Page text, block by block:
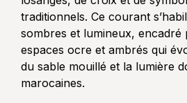
traditionnels. Ce courant
sombres et lumineux, encadré
espaces ocre et ambrés qui
du sable mouillé et la lumière
marocaines.